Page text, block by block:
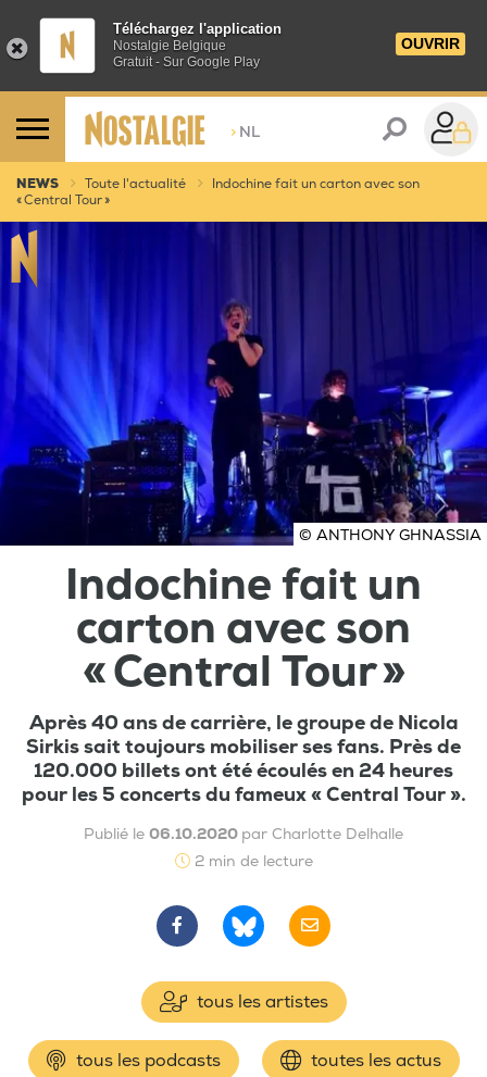
Téléchargez l'application
Nostalgie Belgique
Gratuit - Sur Google Play
OUVRIR
> NL
NEWS Toute l'actualité
Indochine fait un carton avec son
« Central Tour »
© ANTHONY GHNASSIA
Indochine fait un
carton avec son
« Central Tour »
Après 40 ans de carrière, le groupe de Nicola
Sirkis sait toujours mobiliser ses fans. Près de
120.000 billets ont été écoulés en 24 heures
pour les 5 concerts du fameux « Central Tour ».
Publié le 06.10.2020 par Charlotte Delhalle
2 min de lecture
tous les artistes
tous les podcasts toutes les actus